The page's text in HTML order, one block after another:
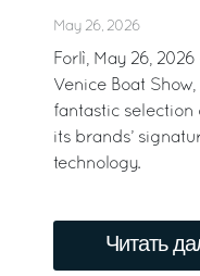
May 26, 2026
Forlì, May 26,
Venice Boat
fantastic selection
its brands’
technology.
Читать